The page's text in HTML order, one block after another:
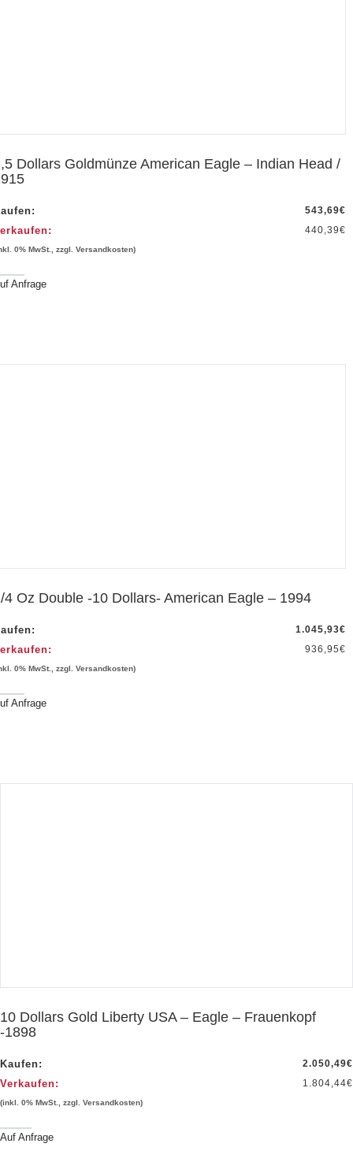
Dollars Goldmünze American Eagle – Indian Head /
543,69€
440,39€
0% MwSt., zzgl. Versandkosten)
Anfrage
4 Oz Double -10 Dollars- American Eagle – 1994
1.045,93€
936,95€
0% MwSt., zzgl. Versandkosten)
Anfrage
10 Dollars Gold Liberty USA – Eagle – Frauenkopf
-1898
Kaufen: 2.050,49€
Verkaufen: 1.804,44€
(inkl. 0% MwSt., zzgl. Versandkosten)
Auf Anfrage